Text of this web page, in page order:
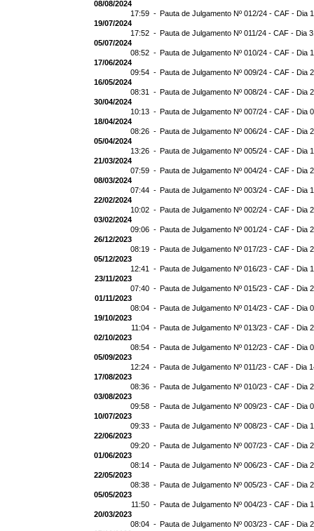
08/08/2024
17:59 - Pauta de Julgamento Nº 012/24 - CAF - Dia
19/07/2024
17:52 - Pauta de Julgamento Nº 011/24 - CAF - Dia
05/07/2024
08:52 - Pauta de Julgamento Nº 010/24 - CAF - Dia
17/06/2024
09:54 - Pauta de Julgamento Nº 009/24 - CAF - Dia
16/05/2024
08:31 - Pauta de Julgamento Nº 008/24 - CAF - Dia
30/04/2024
10:13 - Pauta de Julgamento Nº 007/24 - CAF - Dia
18/04/2024
08:26 - Pauta de Julgamento Nº 006/24 - CAF - Dia
05/04/2024
13:26 - Pauta de Julgamento Nº 005/24 - CAF - Dia
21/03/2024
07:59 - Pauta de Julgamento Nº 004/24 - CAF - Dia
08/03/2024
07:44 - Pauta de Julgamento Nº 003/24 - CAF - Dia
22/02/2024
10:02 - Pauta de Julgamento Nº 002/24 - CAF - Dia
03/02/2024
09:06 - Pauta de Julgamento Nº 001/24 - CAF - Dia
26/12/2023
08:19 - Pauta de Julgamento Nº 017/23 - CAF - Dia
05/12/2023
12:41 - Pauta de Julgamento Nº 016/23 - CAF - Dia
23/11/2023
07:40 - Pauta de Julgamento Nº 015/23 - CAF - Dia
01/11/2023
08:04 - Pauta de Julgamento Nº 014/23 - CAF - Dia
19/10/2023
11:04 - Pauta de Julgamento Nº 013/23 - CAF - Dia
02/10/2023
08:54 - Pauta de Julgamento Nº 012/23 - CAF - Dia
05/09/2023
12:24 - Pauta de Julgamento Nº 011/23 - CAF - Dia
17/08/2023
08:36 - Pauta de Julgamento Nº 010/23 - CAF - Dia
03/08/2023
09:58 - Pauta de Julgamento Nº 009/23 - CAF - Dia
10/07/2023
09:33 - Pauta de Julgamento Nº 008/23 - CAF - Dia
22/06/2023
09:20 - Pauta de Julgamento Nº 007/23 - CAF - Dia
01/06/2023
08:14 - Pauta de Julgamento Nº 006/23 - CAF - Dia
22/05/2023
08:38 - Pauta de Julgamento Nº 005/23 - CAF - Dia
05/05/2023
11:50 - Pauta de Julgamento Nº 004/23 - CAF - Dia
20/03/2023
08:04 - Pauta de Julgamento Nº 003/23 - CAF - Dia